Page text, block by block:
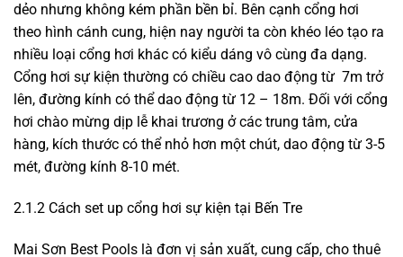
dẻo nhưng không kém phần bền bỉ. Bên cạnh cổng hơi
theo hình cánh cung, hiện nay người ta còn khéo léo tạo ra
nhiều loại cổng hơi khác có kiểu dáng vô cùng đa dạng.
Cổng hơi sự kiện thường có chiều cao dao động từ 7m trở
lên, đường kính có thể dao động từ 12 – 18m. Đối với cổng
hơi chào mừng dịp lễ khai trương ở các trung tâm, cửa
hàng, kích thước có thể nhỏ hơn một chút, dao động từ 3-5
mét, đường kính 8-10 mét.
2.1.2 Cách set up cổng hơi sự kiện tại Bến Tre
Mai Sơn Best Pools là đơn vị sản xuất, cung cấp, cho thuê